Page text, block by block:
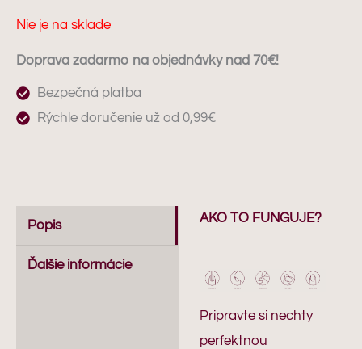
Nie je na sklade
Doprava zadarmo na objednávky nad 70€!
Bezpečná platba
Rýchle doručenie už od 0,99€
Popis
Ďalšie informácie
AKO TO FUNGUJE?
Pripravte si nechty
perfektnou